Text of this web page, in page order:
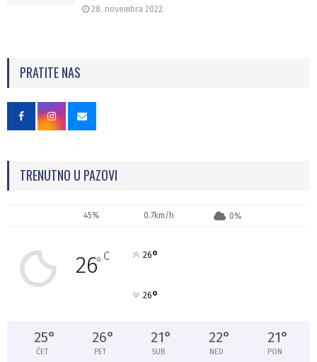
28. novembra 2022.
PRATITE NAS
TRENUTNO U PAZOVI
45% 0.7km/h 0%
26° C 26°
26°
25°
ČET
26°
PET
21°
SUB
22°
NED
21°
PON